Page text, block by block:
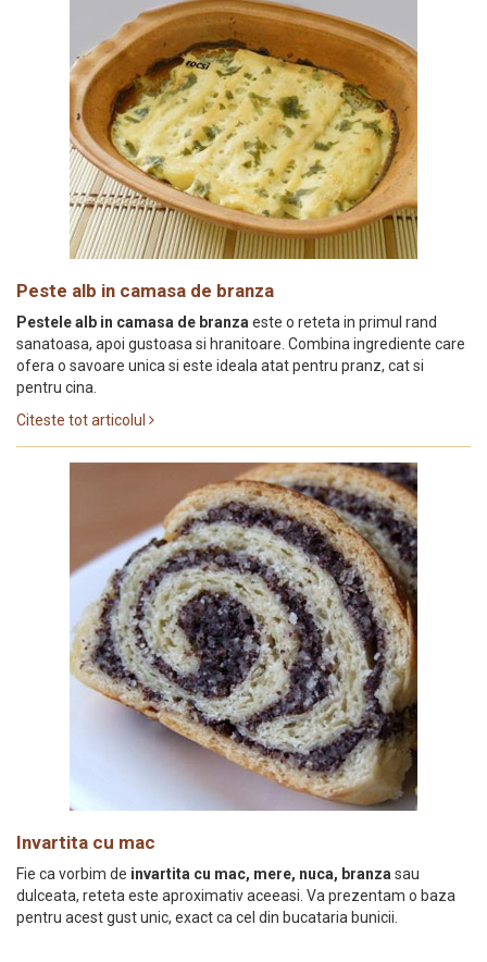
Peste alb in camasa de branza
Pestele alb in camasa de branza este o reteta in primul rand
sanatoasa, apoi gustoasa si hranitoare. Combina ingrediente care
ofera o savoare unica si este ideala atat pentru pranz, cat si
pentru cina.
Citeste tot articolul
Invartita cu mac
Fie ca vorbim de invartita cu mac, mere, nuca, branza sau
dulceata, reteta este aproximativ aceeasi. Va prezentam o baza
pentru acest gust unic, exact ca cel din bucataria bunicii.